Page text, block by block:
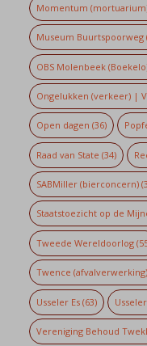
Momentum
Museum Buurtspoorweg
OBS Molenbeek
Ongelukken (verkeer) |
Open dagen (36)
Raad van State (34)
SABMiller (bierconcern)
Staatstoezicht op de
Tweede Wereldoorlog
Twence
Usseler Es(63)
Vereniging Behoud